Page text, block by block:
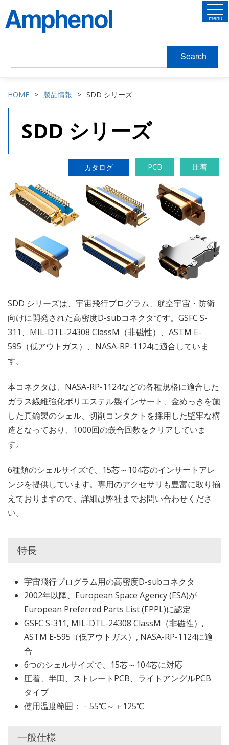
Search
menu
HOME 製品情報 SDD シリーズ
SDD シリーズ
カタログ PCB 圧着
SDD シリーズは、宇宙飛行プログラム、航空宇宙・防衛
向けに開発された高密度D-subコネクタです。GSFC S-
311、MIL-DTL-24308 ClassM（非磁性）、ASTM E-
595（低アウトガス）、NASA-RP-1124に適合していま
す。
本コネクタは、NASA-RP-1124などの各種規格に適合した
ガラス繊維強化ポリエステル製インサート、金めっきを施
した真鍮製のシェル、切削コンタクトを採用した堅牢な構
造となっており、1000回の嵌合回数をクリアしていま
す。
6種類のシェルサイズで、15芯～104芯のインサートアレ
ンジを提供しています。専用のアクセサリも豊富に取り揃
えておりますので、詳細は弊社までお問い合わせくださ
い。
特長
宇宙飛行プログラム用の高密度D-subコネクタ
2002年以降、European Space Agency (ESA)が
European Preferred Parts List (EPPL)に認定
GSFC S-311, MIL-DTL-24308 ClassM（非磁性）,
ASTM E-595（低アウトガス）, NASA-RP-1124に適
合
6つのシェルサイズで、15芯～104芯に対応
圧着、半田、ストレートPCB、ライトアングルPCB
タイプ
使用温度範囲：－55℃～＋125℃
一般仕様